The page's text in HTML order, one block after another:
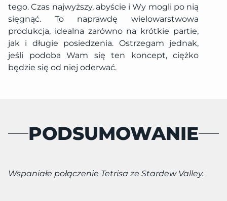
tego. Czas najwyższy, abyście i Wy mogli po nią
sięgnąć. To naprawdę wielowarstwowa
produkcja, idealna zarówno na krótkie partie,
jak i długie posiedzenia. Ostrzegam jednak,
jeśli podoba Wam się ten koncept, ciężko
będzie się od niej oderwać.
PODSUMOWANIE
Wspaniałe połączenie Tetrisa ze Stardew Valley.